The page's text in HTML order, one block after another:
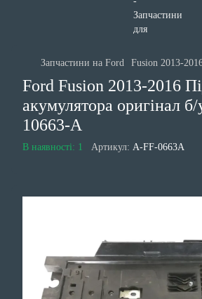
Запчастини на Ford Fusion 2013-
Ford Fusion 2013-2016
акумулятора оригінал
10663-A
В наявності: 1 Артикул: A-FF-0663A